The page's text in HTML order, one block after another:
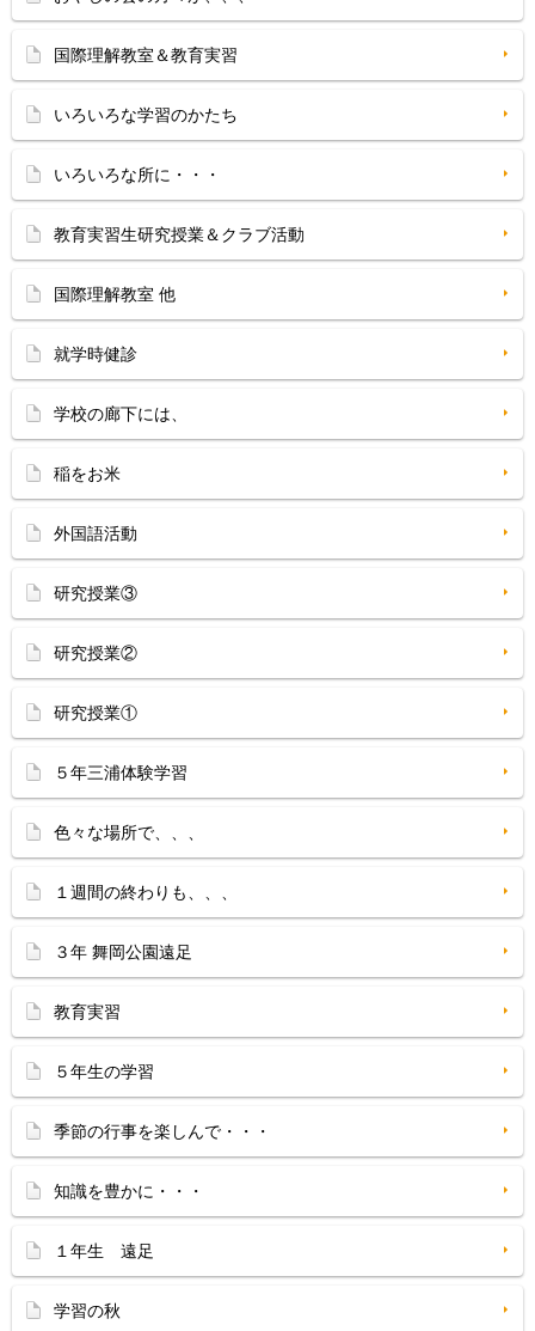
国際理解教室＆教育実習
いろいろな学習のかたち
いろいろな所に・・・
教育実習生研究授業＆クラブ活動
国際理解教室 他
就学時健診
学校の廊下には、
稲をお米
外国語活動
研究授業③
研究授業②
研究授業①
５年三浦体験学習
色々な場所で、、、
１週間の終わりも、、、
３年 舞岡公園遠足
教育実習
５年生の学習
季節の行事を楽しんで・・・
知識を豊かに・・・
１年生 遠足
学習の秋